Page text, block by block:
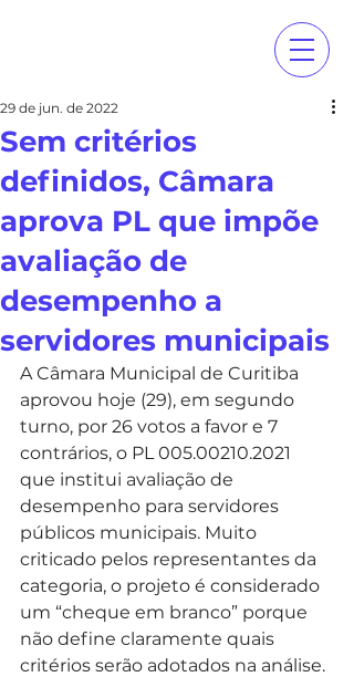
Sem critérios
definidos, Câmara
aprova PL que impõe
avaliação de
desempenho a
servidores municipais
29 de jun. de 2022
A Câmara Municipal de Curitiba
aprovou hoje (29), em segundo
turno, por 26 votos a favor e 7
contrários, o PL 005.00210.2021
que institui avaliação de
desempenho para servidores
públicos municipais. Muito
criticado pelos representantes da
categoria, o projeto é considerado
um “cheque em branco” porque
não define claramente quais
critérios serão adotados na análise.